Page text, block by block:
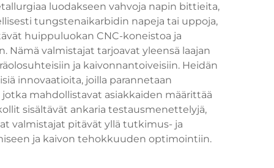
luodakseen vahvoja napin bittieita,
tungstenaikarbidin napeja tai uppoja,
huippuluokan CNC-koneistoa ja
valmistajat tarjoavat yleensä laajan
ja kaivonnantoiveisiin. Heidän
innovaatioita, joilla parannetaan
mahdollistavat asiakkaiden määrittää
sisältävät ankaria testausmenettelyjä,
valmistajat pitävät yllä tutkimus- ja
ja kaivon tehokkuuden optimointiin.